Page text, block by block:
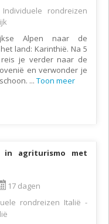
rondreizen
Alpen naar de
land: Karinthië. Na 5
reis je verder naar de
en verwonder je
... Toon meer
in agriturismo met
17 dagen
rondreizen Italië -